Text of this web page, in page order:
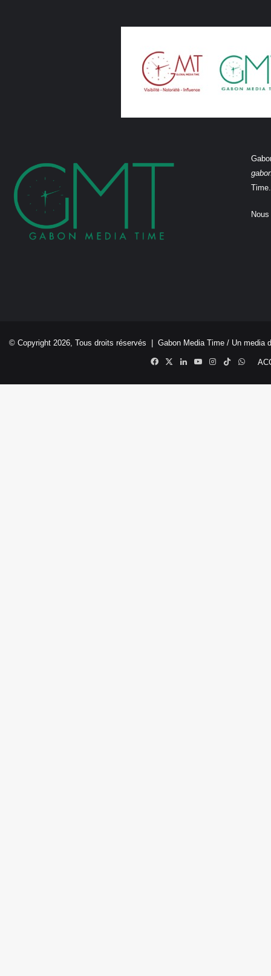
Time.
© Copyright 2026, Tous droits réservés | Gabon Media Time / Un media
Facebook
X LinkedinYouTubeInstagram
TikTok